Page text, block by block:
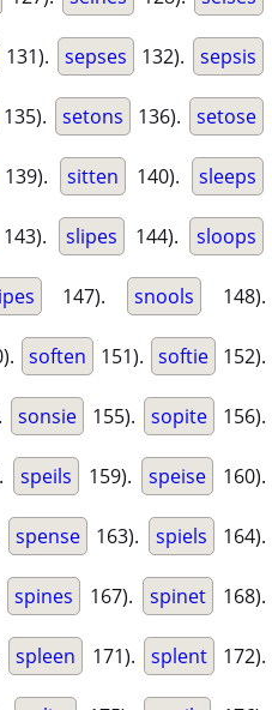
131). sepses 132). sepsis
135). setons 136). setose
139). sitten 140). sleeps
143). slipes 144). sloops
147). snools 148).
soften 151). softie 152).
sonsie 155). sopite 156).
speils 159). speise 160).
spense 163). spiels 164).
spines 167). spinet 168).
spleen 171). splent 172).